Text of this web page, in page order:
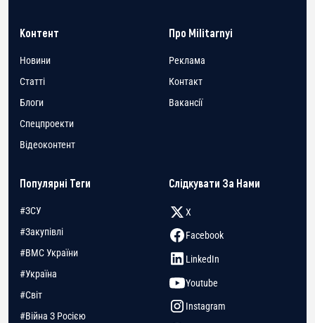
Контент
Новини
Статті
Блоги
Спецпроекти
Відеоконтент
Про Militarnyi
Реклама
Контакт
Вакансії
Популярні Теги
#ЗСУ
#Закупівлі
#ВМС України
#Україна
#Світ
#Війна З Росією
Слідкувати За Нами
X
Facebook
LinkedIn
Youtube
Instagram